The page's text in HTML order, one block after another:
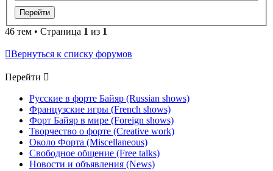
46 тем • Страница 1 из 1
Вернуться к списку форумов
Перейти
Русские в форте Байяр (Russian shows)
Французские игры (French shows)
Форт Байяр в мире (Foreign shows)
Творчество о форте (Creative work)
Около Форта (Miscellaneous)
Свободное общение (Free talks)
Новости и объявления (News)